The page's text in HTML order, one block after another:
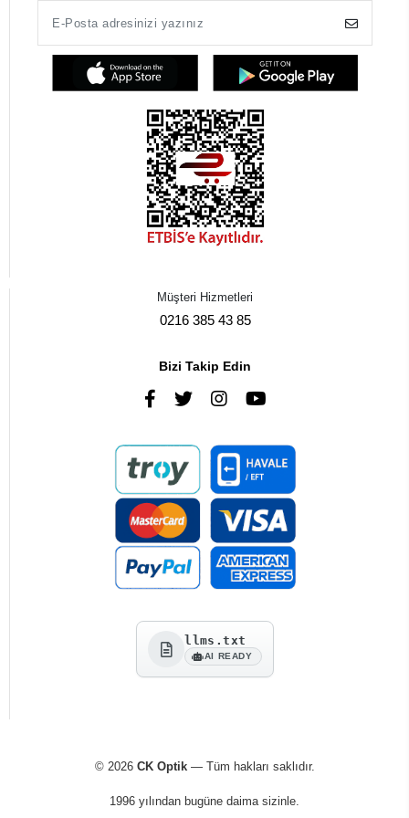
Müşteri Hizmetleri
0216 385 43 85
Bizi Takip Edin
llms.txt
AI READY
© 2026 CK Optik— Tüm hakları saklıdır.
1996 yılından bugüne daima sizinle.